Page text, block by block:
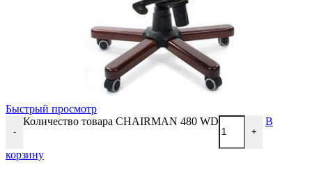
Быстрый просмотр
-
Количество товара CHAIRMAN 480 WD
+
В
корзину